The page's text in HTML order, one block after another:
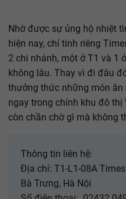
Nhờ được sự ủng hộ nhiệt
hiện nay, chỉ tính riêng
2 chi nhánh, một ở T1 và 1
không lâu. Thay vì đi đâu
thưởng thức những món
ngay trong chính khu đô thị
còn chần chờ gì mà không
Thông tin liên hệ:
Địa chỉ: T1-L1-08A
Bà Trưng, Hà Nội